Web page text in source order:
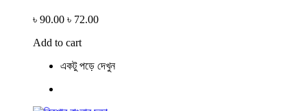
৳ 90.00 ৳ 72.00
Add to cart
একটু পড়ে দেখুন